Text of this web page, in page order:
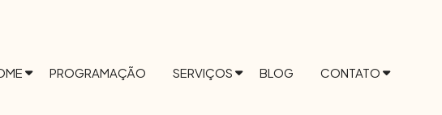
PROGRAMAÇÃO SERVIÇOS BLOG CONTATO